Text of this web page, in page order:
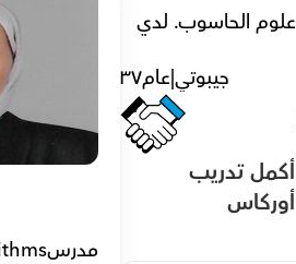
مدرسAlgorithms
اسمي منى عبدالله، أعمل كمساعد مدرس في كلية الكويت للعلوم والتكنولوجيا في قسم علوم الحاسوب. لدي
٣٧عام|جيبوتي
أوركاس